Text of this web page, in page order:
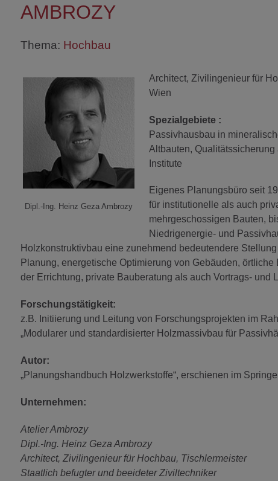
AMBROZY
Thema: Hochbau
Dipl.-Ing. Heinz Geza Ambrozy
Architect, Zivilingenieur für
Wien
Spezialgebiete :
Passivhausbau in
Altbauten,
Institute
Eigenes Planungsbüro seit
für institutionelle als auch
mehrgeschossigen Bauten,
Niedrigenergie- und
Holzkonstruktivbau eine zunehmend bedeutendere
Planung, energetische Optimierung von Gebäuden,
der Errichtung, private Bauberatung als auch Vortrags- und
Forschungstätigkeit:
z.B. Initiierung und Leitung von Forschungsprojekten im
„Modularer und standardisierter Holzmassivbau für
Autor:
„Planungshandbuch Holzwerkstoffe“, erschienen im
Unternehmen:
Atelier Ambrozy
Dipl.-Ing. Heinz Geza Ambrozy
Architect, Zivilingenieur für Hochbau, Tischlermeister
Staatlich befugter und beeideter Ziviltechniker